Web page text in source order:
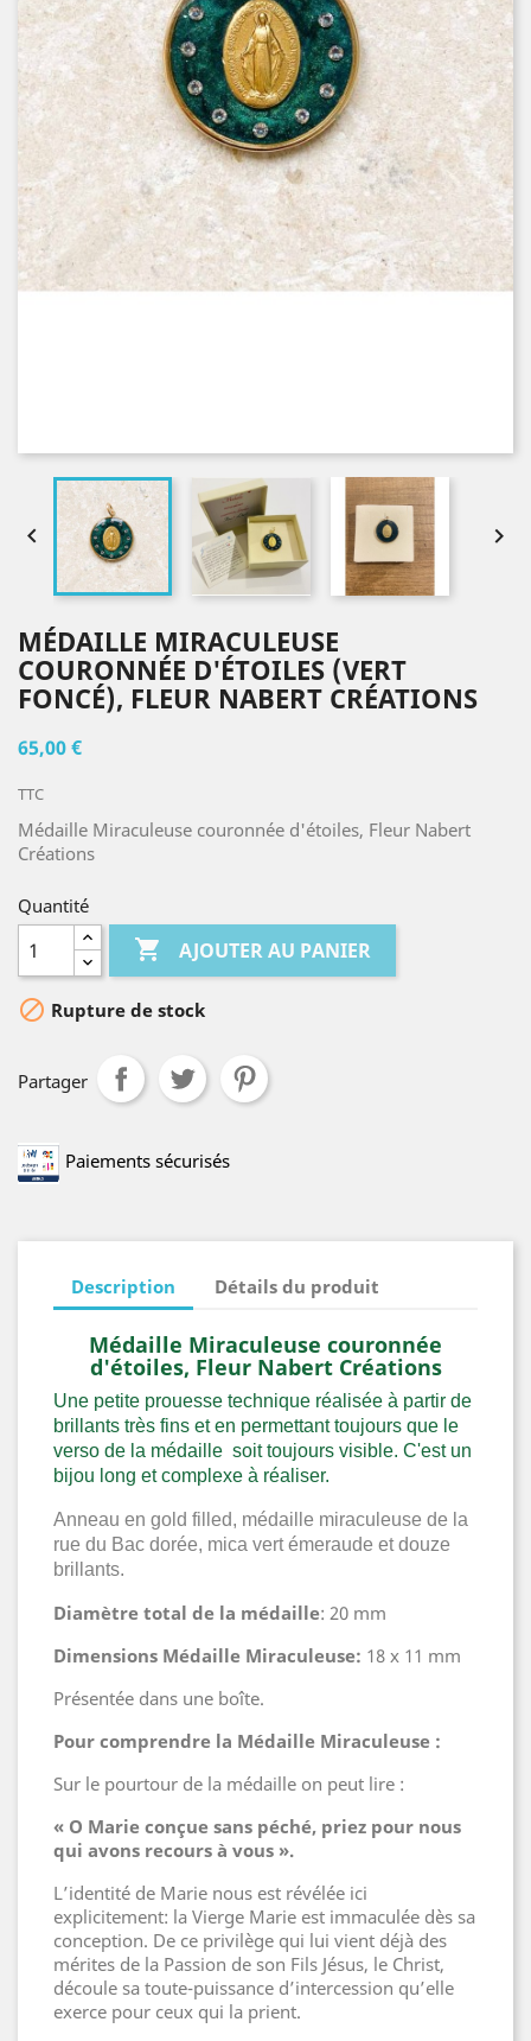
 
MÉDAILLE MIRACULEUSE
COURONNÉE D'ÉTOILES (VERT
FONCÉ), FLEUR NABERT CRÉATIONS
65,00 €
TTC
Médaille Miraculeuse couronnée d'étoiles, Fleur Nabert
Créations
Quantité
 AJOUTER AU PANIER
 Rupture de stock
Partager
Paiements sécurisés
Description Détails du produit
Médaille Miraculeuse couronnée
d'étoiles, Fleur Nabert Créations
Une petite prouesse technique réalisée à partir de
brillants très fins et en permettant toujours que le
verso de la médaille soit toujours visible. C'est un
bijou long et complexe à réaliser.
Anneau en gold filled, médaille miraculeuse de la
rue du Bac dorée, mica vert émeraude et douze
brillants.
Diamètre total de la médaille: 20 mm
Dimensions Médaille Miraculeuse: 18 x 11 mm
Présentée dans une boîte.
Pour comprendre la Médaille Miraculeuse :
Sur le pourtour de la médaille on peut lire :
« O Marie conçue sans péché, priez pour nous
qui avons recours à vous ».
L’identité de Marie nous est révélée ici
explicitement: la Vierge Marie est immaculée dès sa
conception. De ce privilège qui lui vient déjà des
mérites de la Passion de son Fils Jésus, le Christ,
découle sa toute-puissance d’intercession qu’elle
exerce pour ceux qui la prient.